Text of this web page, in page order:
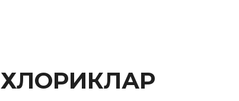
ХЛОРИКЛАР